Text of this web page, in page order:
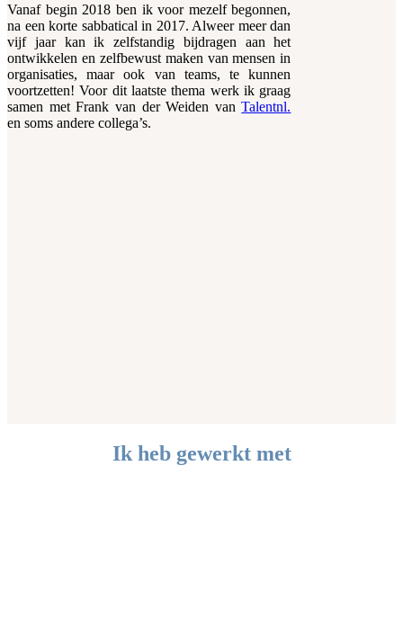
Vanaf begin 2018 ben ik voor mezelf begonnen,
na een korte sabbatical in 2017. Alweer meer dan
vijf jaar kan ik zelfstandig bijdragen aan het
ontwikkelen en zelfbewust maken van mensen in
organisaties, maar ook van teams, te kunnen
voortzetten! Voor dit laatste thema werk ik graag
samen met Frank van der Weiden vanTalentnl.
en soms andere collega’s.
Ik heb gewerkt met